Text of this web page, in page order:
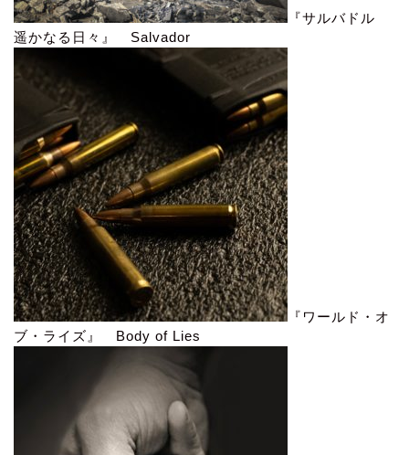
『サルバドル
遥かなる日々』 Salvador
『ワールド・オ
ブ・ライズ』 Body of Lies